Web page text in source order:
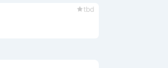
tbd